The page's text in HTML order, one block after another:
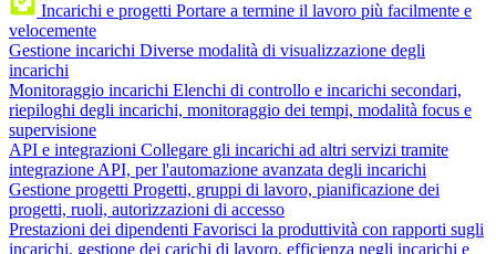
Incarichi e progetti Portare a termine il lavoro più facilmente e
velocemente
Gestione incarichi Diverse modalità di visualizzazione degli
incarichi
Monitoraggio incarichi Elenchi di controllo e incarichi secondari,
riepiloghi degli incarichi, monitoraggio dei tempi, modalità focus e
supervisione
API e integrazioni Collegare gli incarichi ad altri servizi tramite
integrazione API, per l'automazione avanzata degli incarichi
Gestione progetti Progetti, gruppi di lavoro, pianificazione dei
progetti, ruoli, autorizzazioni di accesso
Prestazioni dei dipendenti Favorisci la produttività con rapporti sugli
incarichi, gestione dei carichi di lavoro, efficienza negli incarichi e